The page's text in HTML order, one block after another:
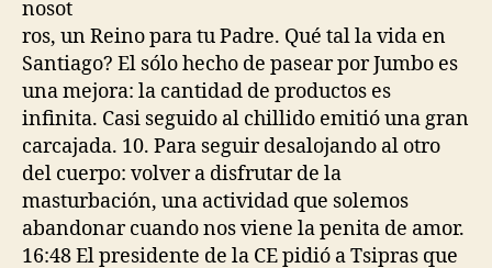
nosot
ros, un Reino para tu Padre. Qué tal la vida en
Santiago? El sólo hecho de pasear por Jumbo es
una mejora: la cantidad de productos es
infinita. Casi seguido al chillido emitió una gran
carcajada. 10. Para seguir desalojando al otro
del cuerpo: volver a disfrutar de la
masturbación, una actividad que solemos
abandonar cuando nos viene la penita de amor.
16:48 El presidente de la CE pidió a Tsipras que